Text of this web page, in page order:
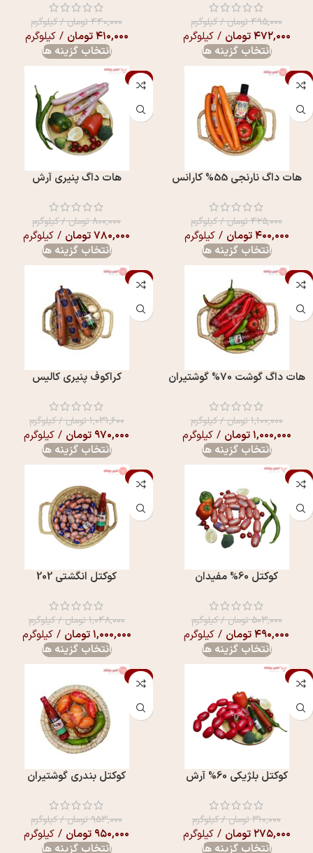
۴۹۵,۰۰۰تومان/ کیلوگرم
۴۷۲,۰۰۰تومان / کیلوگرم
انتخاب گزینه ها
۴۴۰,۰۰۰تومان/ کیلوگرم
۴۱۰,۰۰۰تومان / کیلوگرم
انتخاب گزینه ها
-6%
هات داگ نارنجی 55% کارانس
۴۲۵,۰۰۰تومان/ کیلوگرم
۴۰۰,۰۰۰تومان / کیلوگرم
انتخاب گزینه ها
-3%
هات داگ پنيری آرش
۸۰۰,۰۰۰تومان/ کیلوگرم
۷۸۰,۰۰۰تومان / کیلوگرم
انتخاب گزینه ها
-9%
هات داگ گوشت 70% گوشتیران
۱,۱۰۰,۰۰۰تومان/ کیلوگرم
۱,۰۰۰,۰۰۰تومان / کیلوگرم
انتخاب گزینه ها
-6%
کراکوف پنیری کالیس
۱,۰۳۱,۶۰۰تومان/ کیلوگرم
۹۷۰,۰۰۰ تومان / کیلوگرم
انتخاب گزینه ها
-3%
کوکتل 60% مفيدان
۵۰۳,۰۰۰تومان/ کیلوگرم
۴۹۰,۰۰۰تومان / کیلوگرم
انتخاب گزینه ها
-5%
کوکتل انگشتی 202
۱,۰۴۸,۰۰۰تومان/ کیلوگرم
۱,۰۰۰,۰۰۰تومان / کیلوگرم
انتخاب گزینه ها
-11%
کوکتل بلژيکی 60% آرش
۳۱۰,۰۰۰تومان/ کیلوگرم
۲۷۵,۰۰۰تومان / کیلوگرم
انتخاب گزینه ها
حراج
کوکتل بندری گوشتیران
۹۵۳,۰۰۰تومان/ کیلوگرم
۹۵۰,۰۰۰ تومان / کیلوگرم
انتخاب گزینه ها